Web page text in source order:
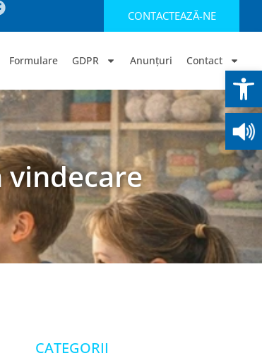
CONTACTEAZĂ-NE
Formulare GDPR Anunțuri Contact
vindecare
CATEGORII